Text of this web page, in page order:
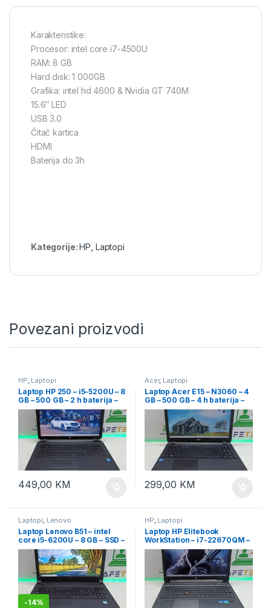
Karakteristike:
Procesor: intel core i7-4500U
RAM: 8 GB
Hard disk: 1 000GB
Grafika: intel hd 4600 & Nvidia GT 740M
15.6″ LED
USB 3.0
Čitač kartica
HDMI
Baterija do 3h
Kategorije:HP Laptopi
Povezani proizvodi
HP, Laptopi
Laptop HP 250 – i5-5200U – 8
GB – 500 GB – 2 h baterija –
15.6″
449,00 KM
Acer, Laptopi
Laptop Acer E15 – N3060 – 4
GB – 500 GB – 4 h baterija –
15.6″ Led
299,00 KM
Laptopi, Lenovo
Laptop Lenovo B51 – intel
core i5-6200U – 8 GB – SSD –
15.6″ led slim + garancija
-14%
HP, Laptopi
Laptop HP Elitebook
WorkStation – i7-22670QM –
500 GB – dvije grafike – 15.6″